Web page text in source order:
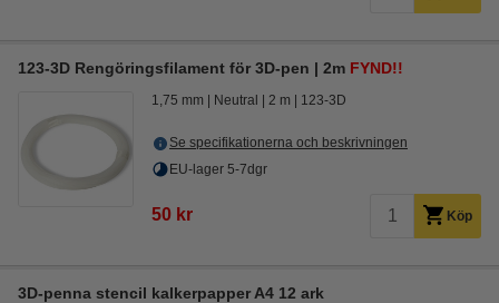
123-3D Rengöringsfilament för 3D-pen | 2m FYND!!
1,75 mm Neutral 2 m 123-3D
Se specifikationerna och beskrivningen
EU-lager 5-7dgr
50 kr Köp
3D-penna stencil kalkerpapper A4 12 ark